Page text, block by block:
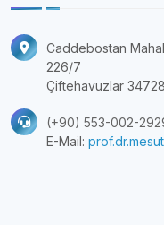
Caddebostan
226/7
Çiftehavuzlar
(+90) 553-002-
E-Mail: